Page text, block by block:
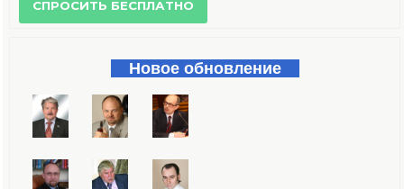
Новое обновление